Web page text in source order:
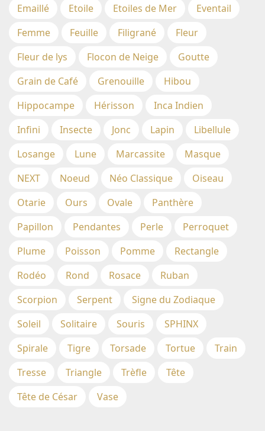
Emaillé
Etoile Etoiles de Mer
Eventail
Femme
Feuille Filigrané
Fleur
Fleur de lys
Flocon de Neige
Goutte
Grain de Café
Grenouille
Hibou
Hippocampe
Hérisson
Inca Indien
Infini
Insecte Jonc Lapin
Libellule
Losange
Lune Marcassite
Masque
NEXT
Noeud Néo Classique
Oiseau
Otarie
Ours Ovale
Panthère
Papillon
Pendantes Perle
Perroquet
Plume
Poisson Pomme
Rectangle
Rodéo
Rond Rosace
Ruban
Scorpion
Serpent
Signe du Zodiaque
Soleil
Solitaire Souris
SPHINX
Spirale
Tigre Torsade Tortue
Train
Tresse
Triangle Trèfle
Tête
Tête de César
Vase